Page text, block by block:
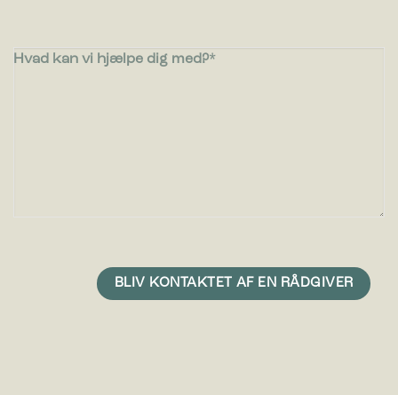
Hvad kan vi hjælpe dig med?